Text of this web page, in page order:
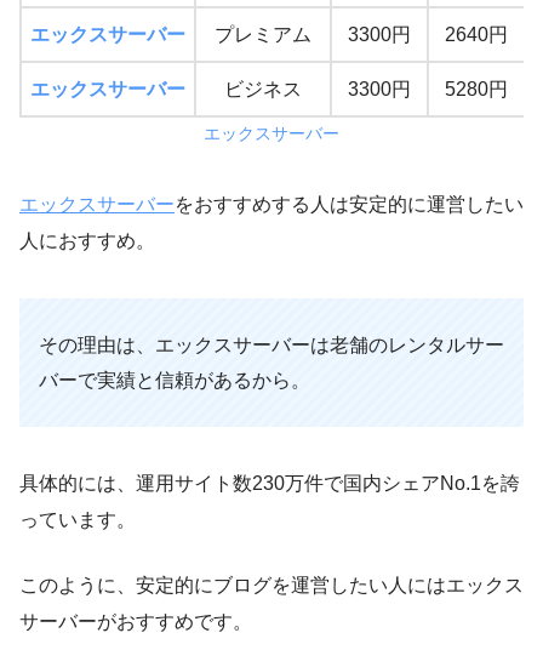
エックスサーバー プレミアム 3300円 2640円
エックスサーバー ビジネス 3300円 5280円
エックスサーバー
エックスサーバーをおすすめする人は安定的に運営したい
人におすすめ。
その理由は、エックスサーバーは老舗のレンタルサー
バーで実績と信頼があるから。
具体的には、運用サイト数230万件で国内シェアNo.1を誇
っています。
このように、安定的にブログを運営したい人にはエックス
サーバーがおすすめです。